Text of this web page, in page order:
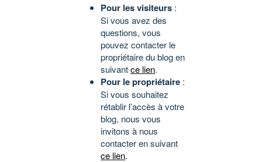
Pour les visiteurs :
Si vous avez des
questions, vous
pouvez contacter le
propriétaire du blog en
suivantce lien.
Pour le propriétaire :
Si vous souhaitez
rétablir l’accès à votre
blog, nous vous
invitons à nous
contacter en suivant
ce lien.